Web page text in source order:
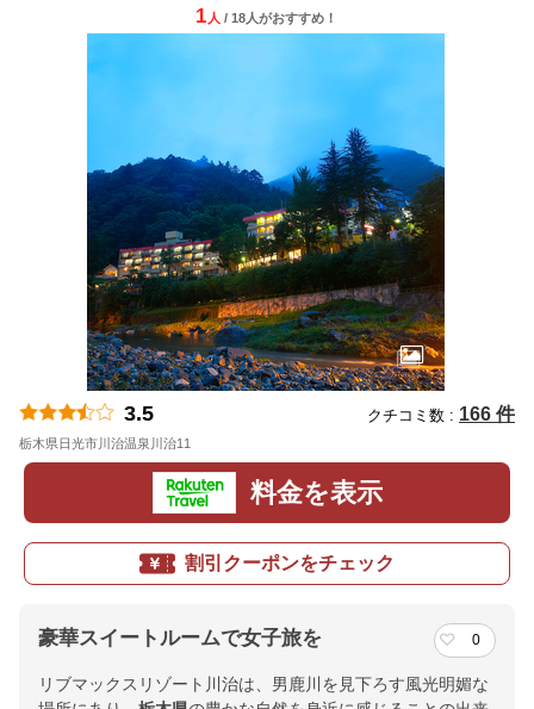
1 人 / 18人がおすすめ！
3.5 クチコミ数 : 166 件
栃木県日光市川治温泉川治11
料金を表示
割引クーポンをチェック
豪華スイートルームで女子旅を 0
リブマックスリゾート川治は、男鹿川を見下ろす風光明媚な